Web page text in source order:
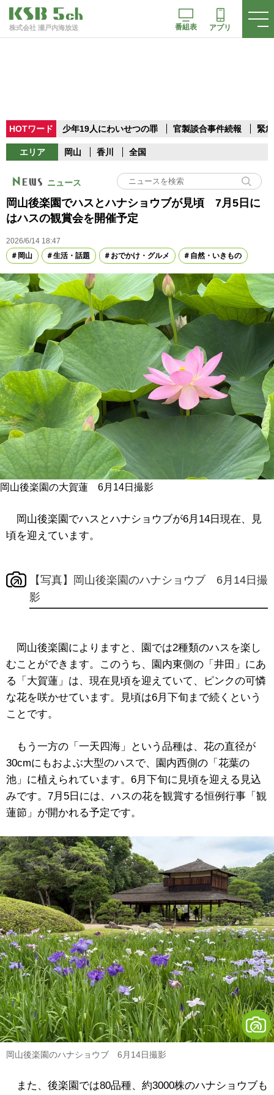
株式会社 瀬戸内海放送 番組表 アプリ
HOTワード 少年19人にわいせつの罪 官製談合事件続報 緊
エリア 岡山 香川 全国
ニュース
岡山後楽園でハスとハナショウブが見頃 7月5日に
はハスの観賞会を開催予定
2026/6/14 18:47
岡山
生活・話題 おでかけ・グルメ 自然・いきもの
岡山後楽園の大賀蓮 6月14日撮影
岡山後楽園でハスとハナショウブが6月14日現在、見
頃を迎えています。
【写真】岡山後楽園のハナショウブ 6月14日撮
影
岡山後楽園によりますと、園では2種類のハスを楽し
むことができます。このうち、園内東側の「井田」にあ
る「大賀蓮」は、現在見頃を迎えていて、ピンクの可憐
な花を咲かせています。見頃は6月下旬まで続くという
ことです。
もう一方の「一天四海」という品種は、花の直径が
30cmにもおよぶ大型のハスで、園内西側の「花葉の
池」に植えられています。6月下旬に見頃を迎える見込
みです。7月5日には、ハスの花を観賞する恒例行事「観
蓮節」が開かれる予定です。
岡山後楽園のハナショウブ 6月14日撮影
また、後楽園では80品種、約3000株のハナショウブも